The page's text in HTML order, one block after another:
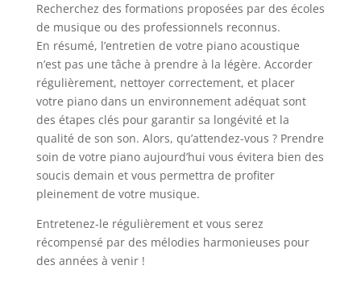
Recherchez des formations proposées par des écoles
de musique ou des professionnels reconnus.
En résumé, l’entretien de votre piano acoustique
n’est pas une tâche à prendre à la légère. Accorder
régulièrement, nettoyer correctement, et placer
votre piano dans un environnement adéquat sont
des étapes clés pour garantir sa longévité et la
qualité de son son. Alors, qu’attendez-vous ? Prendre
soin de votre piano aujourd’hui vous évitera bien des
soucis demain et vous permettra de profiter
pleinement de votre musique.
Entretenez-le régulièrement et vous serez
récompensé par des mélodies harmonieuses pour
des années à venir !